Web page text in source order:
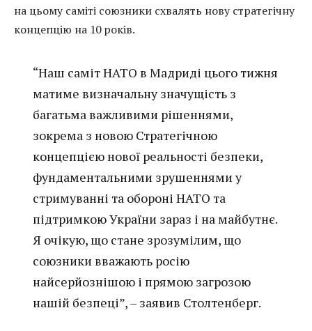
на цьому саміті союзники схвалять нову стратегічну
концепцію на 10 років.
“Наш саміт НАТО в Мадриді цього тижня
матиме визначальну значущість з
багатьма важливими рішеннями,
зокрема з новою Стратегічною
концепцією нової реальності безпеки,
фундаментальними зрушеннями у
стримуванні та обороні НАТО та
підтримкою України зараз і на майбутнє.
Я очікую, що стане зрозумілим, що
союзники вважають росію
найсерйознішою і прямою загрозою
нашій безпеці”, – заявив Столтенберг.